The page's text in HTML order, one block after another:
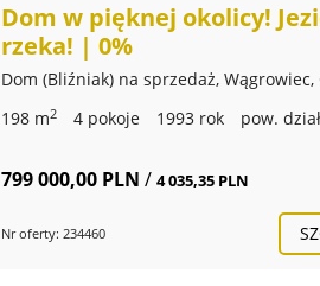
Dom w pięknej okolicy!
rzeka! | 0%
Dom (Bliźniak) na sprzedaż, Wągrowiec,
198 m2 4 pokoje 1993 rok pow.
799 000,00 PLN / 4 035,35 PLN
Nr oferty: 234460